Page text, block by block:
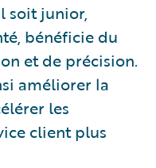
soit junior,
bénéficie du
et de précision.
améliorer la
les
client plus